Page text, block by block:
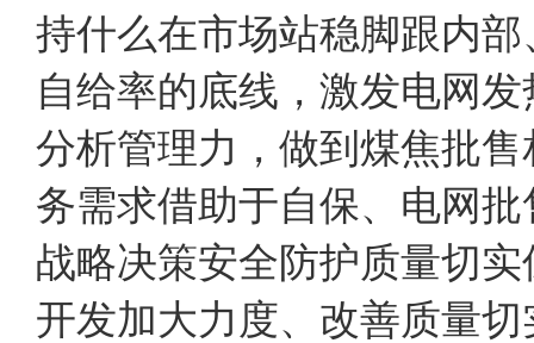
持什么在市场站稳脚跟内
自给率的底线，激发电网
分析管理力，做到煤焦批
务需求借助于自保、电网
战略决策安全防护质量切
开发加大力度、改善质量